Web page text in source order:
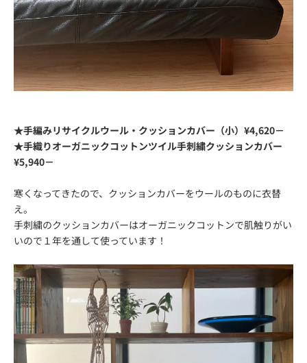
★手編みリサイクルウール・クッションカバー（小）¥4,620－
★手織りオーガニックコットンツイル手刺繍クッションカバー
¥5,940－
寒くなってきたので、クッションカバーをウールのものに衣替
え。
手刺繍のクッションカバーはオーガニックコットンで肌触りがい
いので１年を通して使っています！